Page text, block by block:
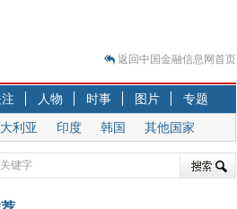
之旅
）
跷板” 结构性失衡藏
行
返回中国金融信息网首页
人物 时事 图片
专题
利亚 印度 韩国 其他国家